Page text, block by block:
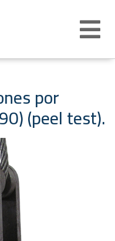
Abrir
menú
por
(peel test).